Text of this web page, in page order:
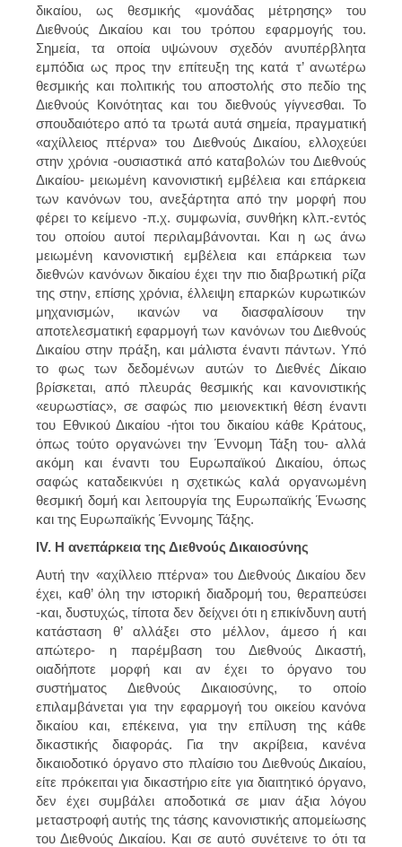
δικαίου, ως θεσμικής «μονάδας μέτρησης» του
Διεθνούς Δικαίου και του τρόπου εφαρμογής του.
Σημεία, τα οποία υψώνουν σχεδόν ανυπέρβλητα
εμπόδια ως προς την επίτευξη της κατά τ’ ανωτέρω
θεσμικής και πολιτικής του αποστολής στο πεδίο της
Διεθνούς Κοινότητας και του διεθνούς γίγνεσθαι. Το
σπουδαιότερο από τα τρωτά αυτά σημεία, πραγματική
«αχίλλειος πτέρνα» του Διεθνούς Δικαίου, ελλοχεύει
στην χρόνια -ουσιαστικά από καταβολών του Διεθνούς
Δικαίου- μειωμένη κανονιστική εμβέλεια και επάρκεια
των κανόνων του, ανεξάρτητα από την μορφή που
φέρει το κείμενο -π.χ. συμφωνία, συνθήκη κλπ.-εντός
του οποίου αυτοί περιλαμβάνονται. Και η ως άνω
μειωμένη κανονιστική εμβέλεια και επάρκεια των
διεθνών κανόνων δικαίου έχει την πιο διαβρωτική ρίζα
της στην, επίσης χρόνια, έλλειψη επαρκών κυρωτικών
μηχανισμών, ικανών να διασφαλίσουν την
αποτελεσματική εφαρμογή των κανόνων του Διεθνούς
Δικαίου στην πράξη, και μάλιστα έναντι πάντων. Υπό
το φως των δεδομένων αυτών το Διεθνές Δίκαιο
βρίσκεται, από πλευράς θεσμικής και κανονιστικής
«ευρωστίας», σε σαφώς πιο μειονεκτική θέση έναντι
του Εθνικού Δικαίου -ήτοι του δικαίου κάθε Κράτους,
όπως τούτο οργανώνει την Έννομη Τάξη του- αλλά
ακόμη και έναντι του Ευρωπαϊκού Δικαίου, όπως
σαφώς καταδεικνύει η σχετικώς καλά οργανωμένη
θεσμική δομή και λειτουργία της Ευρωπαϊκής Ένωσης
και της Ευρωπαϊκής Έννομης Τάξης.
IV. Η ανεπάρκεια της Διεθνούς Δικαιοσύνης
Αυτή την «αχίλλειο πτέρνα» του Διεθνούς Δικαίου δεν
έχει, καθ’ όλη την ιστορική διαδρομή του, θεραπεύσει
-και, δυστυχώς, τίποτα δεν δείχνει ότι η επικίνδυνη αυτή
κατάσταση θ’ αλλάξει στο μέλλον, άμεσο ή και
απώτερο- η παρέμβαση του Διεθνούς Δικαστή,
οιαδήποτε μορφή και αν έχει το όργανο του
συστήματος Διεθνούς Δικαιοσύνης, το οποίο
επιλαμβάνεται για την εφαρμογή του οικείου κανόνα
δικαίου και, επέκεινα, για την επίλυση της κάθε
δικαστικής διαφοράς. Για την ακρίβεια, κανένα
δικαιοδοτικό όργανο στο πλαίσιο του Διεθνούς Δικαίου,
είτε πρόκειται για δικαστήριο είτε για διαιτητικό όργανο,
δεν έχει συμβάλει αποδοτικά σε μιαν άξια λόγου
μεταστροφή αυτής της τάσης κανονιστικής απομείωσης
του Διεθνούς Δικαίου. Και σε αυτό συνέτεινε το ότι τα